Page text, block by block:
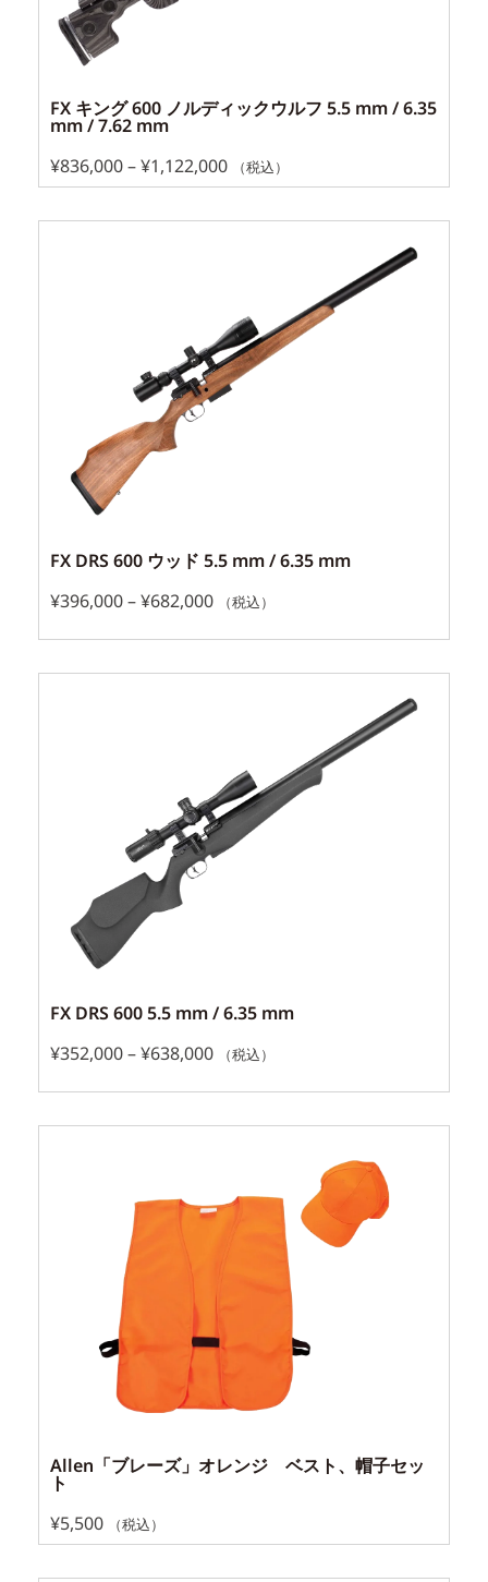
FX キング 600 ノルディックウルフ 5.5 mm / 6.35
mm / 7.62 mm
¥836,000–¥1,122,000 （税込）
FX DRS 600 ウッド 5.5 mm / 6.35 mm
¥396,000–¥682,000 （税込）
FX DRS 600 5.5 mm / 6.35 mm
¥352,000–¥638,000 （税込）
Allen「ブレーズ」オレンジ ベスト、帽子セッ
ト
¥5,500 （税込）